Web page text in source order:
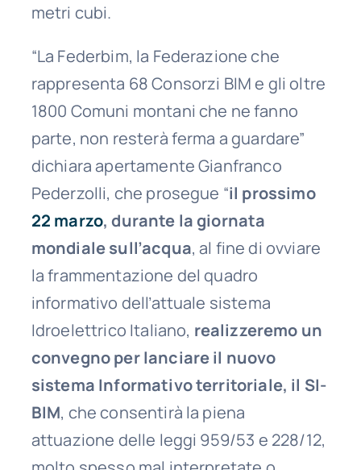
metri cubi.
“La Federbim, la Federazione che
rappresenta 68 Consorzi BIM e gli oltre
1800 Comuni montani che ne fanno
parte, non resterà ferma a guardare”
dichiara apertamente Gianfranco
Pederzolli, che prosegue “il prossimo
22 marzo, durante la giornata
mondiale sull’acqua, al fine di ovviare
la frammentazione del quadro
informativo dell’attuale sistema
Idroelettrico Italiano, realizzeremo un
convegno per lanciare il nuovo
sistema Informativo territoriale, il SI-
BIM, che consentirà la piena
attuazione delle leggi 959/53 e 228/12,